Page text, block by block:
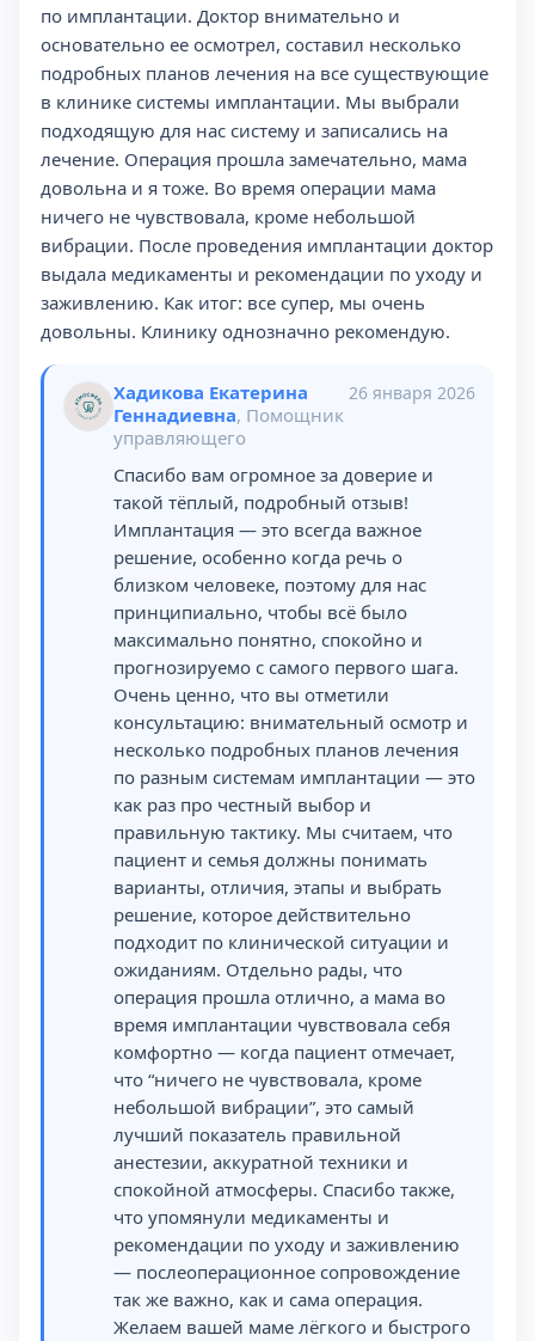
по имплантации. Доктор внимательно и
основательно ее осмотрел, составил несколько
подробных планов лечения на все существующие
в клинике системы имплантации. Мы выбрали
подходящую для нас систему и записались на
лечение. Операция прошла замечательно, мама
довольна и я тоже. Во время операции мама
ничего не чувствовала, кроме небольшой
вибрации. После проведения имплантации доктор
выдала медикаменты и рекомендации по уходу и
заживлению. Как итог: все супер, мы очень
довольны. Клинику однозначно рекомендую.
Хадикова Екатерина
Геннадиевна, Помощник
управляющего
26 января 2026
Спасибо вам огромное за доверие и
такой тёплый, подробный отзыв!
Имплантация — это всегда важное
решение, особенно когда речь о
близком человеке, поэтому для нас
принципиально, чтобы всё было
максимально понятно, спокойно и
прогнозируемо с самого первого шага.
Очень ценно, что вы отметили
консультацию: внимательный осмотр и
несколько подробных планов лечения
по разным системам имплантации — это
как раз про честный выбор и
правильную тактику. Мы считаем, что
пациент и семья должны понимать
варианты, отличия, этапы и выбрать
решение, которое действительно
подходит по клинической ситуации и
ожиданиям. Отдельно рады, что
операция прошла отлично, а мама во
время имплантации чувствовала себя
комфортно — когда пациент отмечает,
что “ничего не чувствовала, кроме
небольшой вибрации”, это самый
лучший показатель правильной
анестезии, аккуратной техники и
спокойной атмосферы. Спасибо также,
что упомянули медикаменты и
рекомендации по уходу и заживлению
— послеоперационное сопровождение
так же важно, как и сама операция.
Желаем вашей маме лёгкого и быстрого